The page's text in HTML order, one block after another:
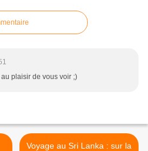
plaisir de vous voir ;)
Voyage au Sri Lanka : sur la